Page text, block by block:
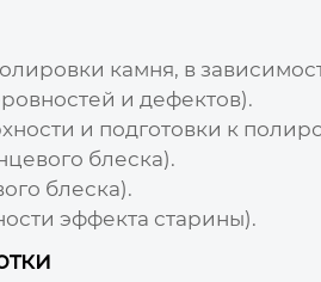
камня, в
и дефектов).
и подготовки к
блеска).
блеска).
эффекта старины).